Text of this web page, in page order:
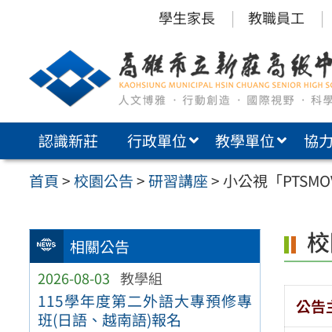
內
學生家長 教職員工
認識新莊 行政單位 教學單位 協
首頁>校園公告>研習講座>小公視「
相關公告
2026-08-03 教學組
115學年度第二外語大專預修專
班(日語、越南語)報名
公告